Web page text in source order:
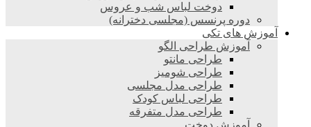
دوخت لباس شب و عروس
دوره پرنسس (مجلسی دخترانه)
آموزش های تکی
آموزش طراحی الگو
طراحی مانتو
طراحی شومیز
طراحی مدل مجلسی
طراحی لباس کودک
طراحی مدل متفرقه
آموزش دوخت